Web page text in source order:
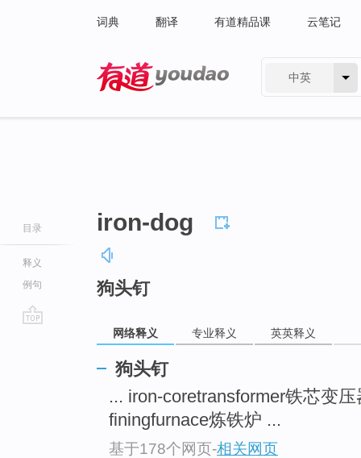
词典 翻译 有道精品课 云笔记
中英
目录
释义
例句
iron-dog
狗头钉
网络释义 专业释义 英英释义
狗头钉
... iron-coretransformer铁芯变
finingfurnace炼铁炉 ...
基于178个网页-相关网页